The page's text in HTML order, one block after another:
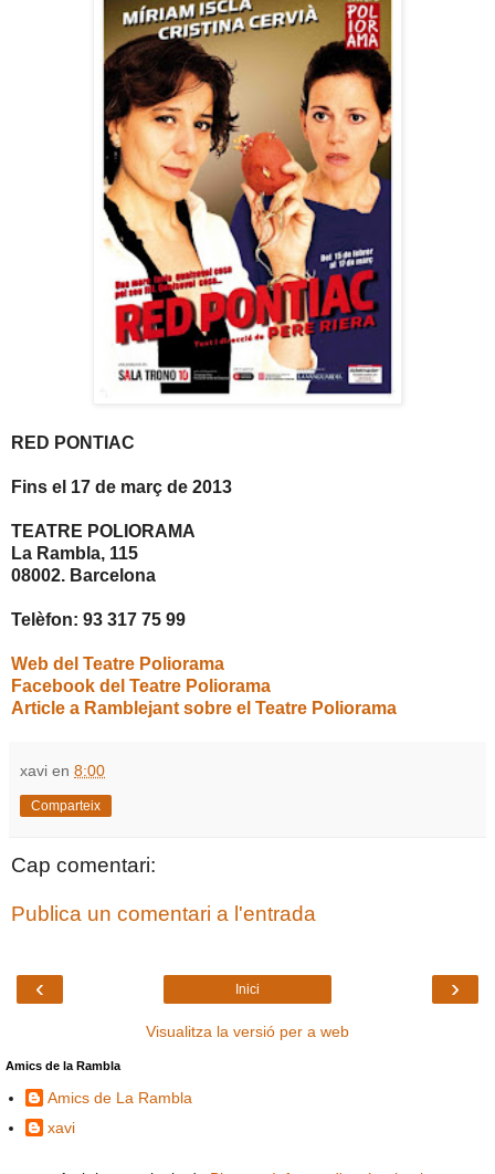
RED PONTIAC
Fins el 17 de març de 2013
TEATRE POLIORAMA
La Rambla, 115
08002. Barcelona
Telèfon: 93 317 75 99
Web del Teatre Poliorama
Facebook del Teatre Poliorama
Article a Ramblejant sobre el Teatre Poliorama
xavi en 8:00
Comparteix
Cap comentari:
Publica un comentari a l'entrada
‹ ›
Inici
Visualitza la versió per a web
Amics de la Rambla
Amics de La Rambla
xavi